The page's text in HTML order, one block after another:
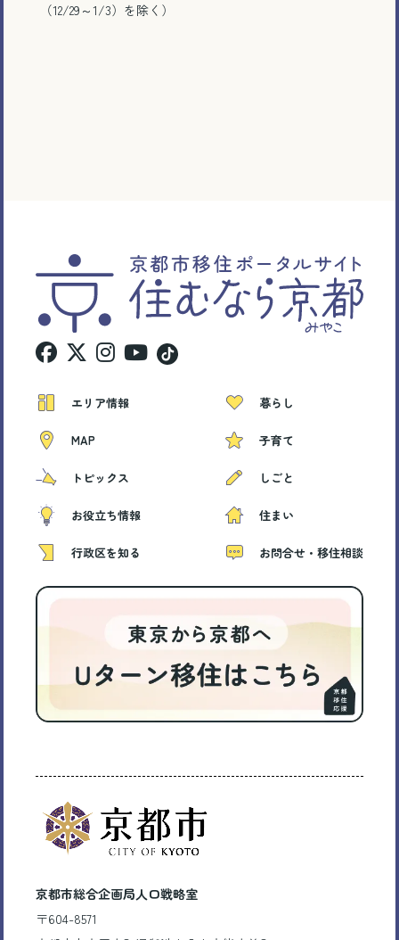
（12/29～1/3）を除く）
エリア情報
MAP
トピックス
お役立ち情報
行政区を知る
暮らし
子育て
しごと
住まい
お問合せ・移住相談
京都市総合企画局人口戦略室
〒604-8571